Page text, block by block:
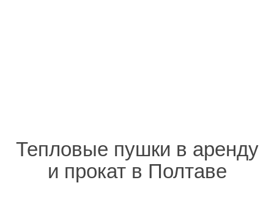
Тепловые пушки в аренду
и прокат в Полтаве